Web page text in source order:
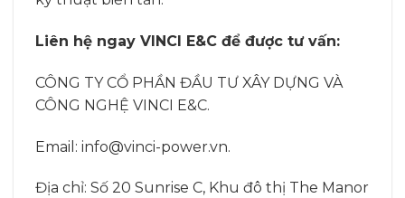
Liên hệ ngay VINCI E&C để được tư vấn:
CÔNG TY CỔ PHẦN ĐẦU TƯ XÂY DỰNG VÀ
CÔNG NGHỆ VINCI E&C.
Email: info@vinci-power.vn.
Địa chỉ: Số 20 Sunrise C, Khu đô thị The Manor